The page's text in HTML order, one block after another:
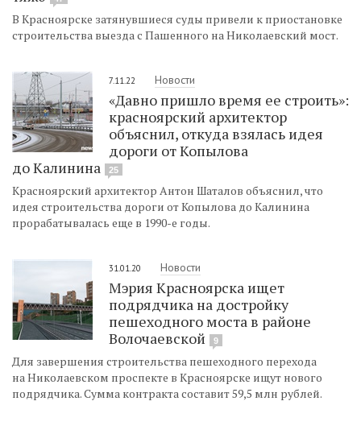
В Красноярске затянувшиеся суды привели к приостановке
строительства выезда с Пашенного на Николаевский мост.
7.11.22 Новости
«Давно пришло время ее строить»:
красноярский архитектор
объяснил, откуда взялась идея
дороги от Копылова
до Калинина
25
Красноярский архитектор Антон Шаталов объяснил, что
идея строительства дороги от Копылова до Калинина
прорабатывалась еще в 1990-е годы.
31.01.20 Новости
Мэрия Красноярска ищет
подрядчика на достройку
пешеходного моста в районе
Волочаевской
9
Для завершения строительства пешеходного перехода
на Николаевском проспекте в Красноярске ищут нового
подрядчика. Сумма контракта составит 59,5 млн рублей.